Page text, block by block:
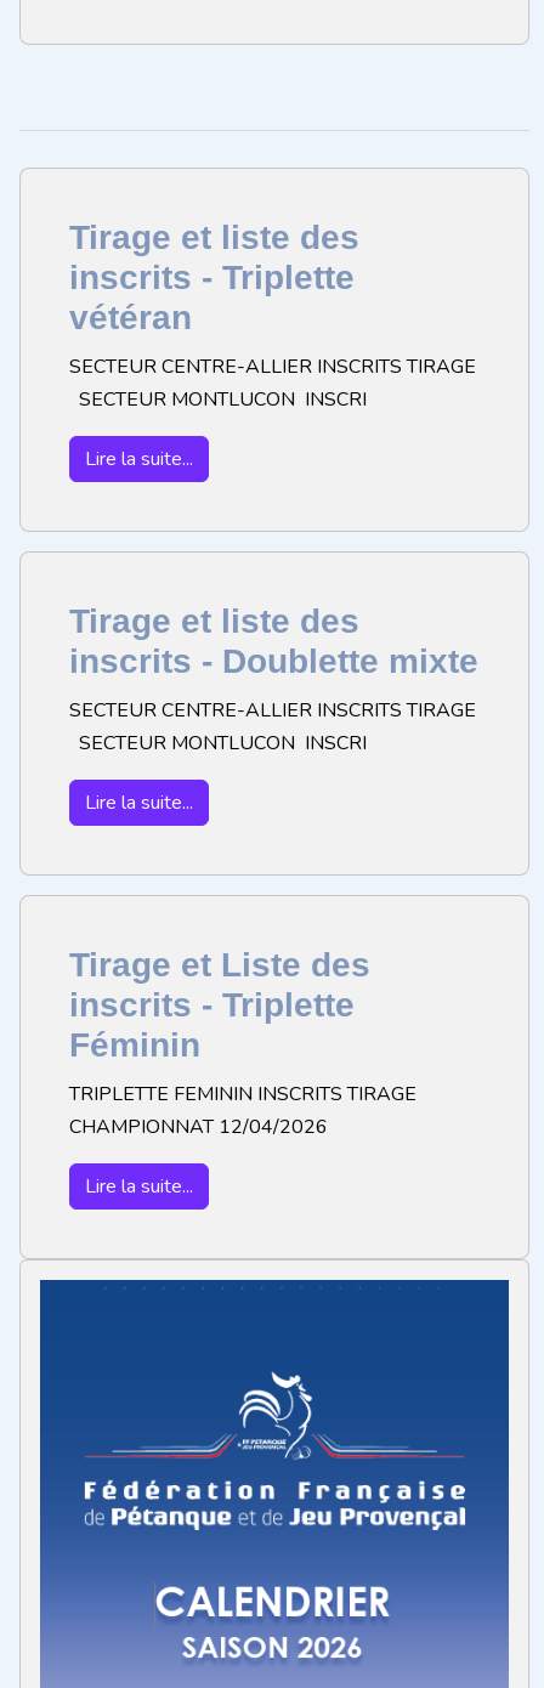
Tirage et liste des
inscrits - Triplette
vétéran
SECTEUR CENTRE-ALLIER INSCRITS TIRAGE
SECTEUR MONTLUCON INSCRI
Lire la suite...
Tirage et liste des
inscrits - Doublette mixte
SECTEUR CENTRE-ALLIER INSCRITS TIRAGE
SECTEUR MONTLUCON INSCRI
Lire la suite...
Tirage et Liste des
inscrits - Triplette
Féminin
TRIPLETTE FEMININ INSCRITS TIRAGE
CHAMPIONNAT 12/04/2026
Lire la suite...